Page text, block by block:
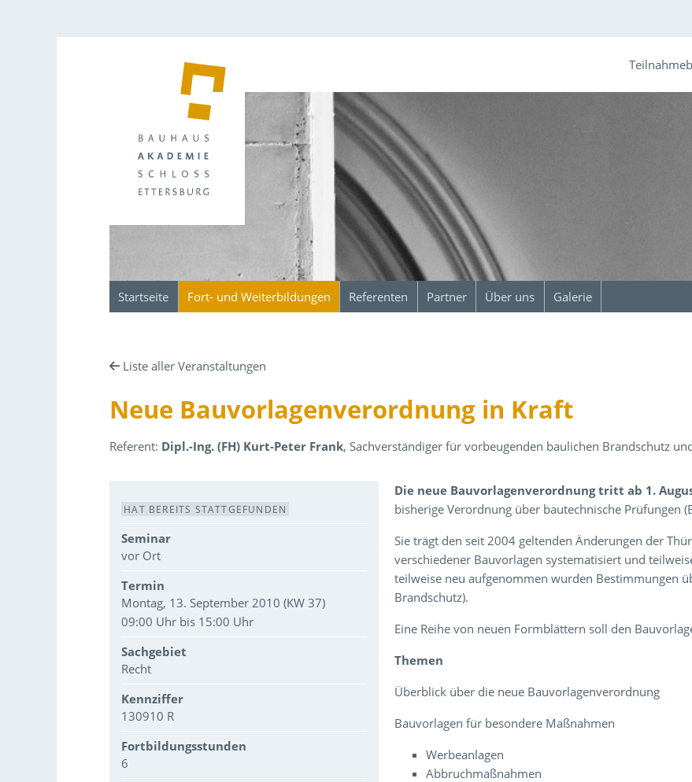
Startseite Fort- und Weiterbildungen Referenten Partner Über uns Galerie
Liste aller Veranstaltungen
Neue Bauvorlagenverordnung in Kraft
Referent: Dipl.-Ing. (FH) Kurt-Peter Frank, Sachverständiger für vorbeugenden baulichen Brandschutz
Veranstaltungsdaten
HAT BEREITS STATTGEFUNDEN
Seminar
vor Ort
Termin
Montag, 13. September 2010 (KW 37)
09:00 Uhr bis 15:00 Uhr
Sachgebiet
Recht
Kennziffer
130910 R
Fortbildungsstunden
6
Über den Inhalt der
Die neue Bauvorlagenverordnung tritt ab 1.
bisherige Verordnung über bautechnische Prüfungen
Sie trägt den seit 2004 geltenden Änderungen der
verschiedener Bauvorlagen systematisiert und
teilweise neu aufgenommen wurden Bestimmungen
Brandschutz).
Eine Reihe von neuen Formblättern soll den
Themen
Überblick über die neue Bauvorlagenverordnung
Bauvorlagen für besondere Maßnahmen
Werbeanlagen
Abbruchmaßnahmen